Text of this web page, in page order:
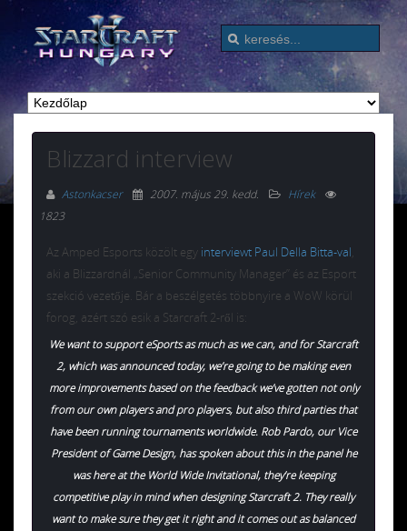
Blizzard interview
Astonkacser 2007. május 29. kedd.
Hírek
1823
Az Amped Esports közölt egy interviewt Paul Della Bitta-val,
aki a Blizzardnál „Senior Community Manager” és az Esport
szekció vezetője. Bár a beszélgetés többnyire a WoW körül
forog, azért szó esik a Starcraft 2-ről is:
We want to support eSports as much as we can, and for Starcraft
2, which was announced today, we’re going to be making even
more improvements based on the feedback we’ve gotten not only
from our own players and pro players, but also third parties that
have been running tournaments worldwide. Rob Pardo, our Vice
President of Game Design, has spoken about this in the panel he
was here at the World Wide Invitational, they’re keeping
competitive play in mind when designing Starcraft 2. They really
want to make sure they get it right and it comes out as balanced